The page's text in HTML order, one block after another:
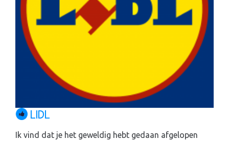
LIDL
Ik vind dat je het geweldig hebt gedaan afgelopen